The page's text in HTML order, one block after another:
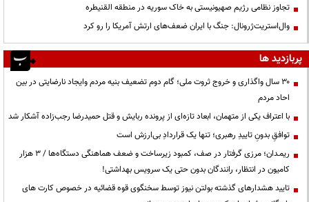
تجاوز نظامی رژیم صهیونیستی به خاک سوریه در منطقه القنیطره
وال‌استریت‌ژرونال: جنگ با ایران ضعف‌های ارتش آمریکا را رو کرد
پربازدید ها
۳۰ سال واگذاری و خروج ثروت ملی؛ گام دوم تضعیف بنیه مردم وایجاد نارضایتی در بین
احاد مردم
با اعتراف یکی از متهمان، ابعاد تازه‌ای از پرونده ربایش و قتل حمیدرضا رجب‌زاده آشکار شد
توافقِ بدونِ تاییدِ رهبری؛ تنها یک قراردادِ بی‌ارزش است
ریمـدان؛ مرزی گرفتار در صف، کمبود زیرساخت و ضعف هماهنگی دستگاه‌ها / ۳ هزار
کامیون در انتظار، رانندگان بدون حتی یک سرویس بهداشتی!
تایید هشدارهای گذشته بولتن نیوز توسط سخنگوی قوه قضائیه در خصوص کارت های